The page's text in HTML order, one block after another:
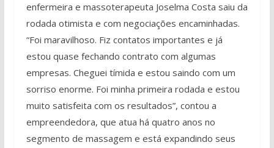
enfermeira e massoterapeuta Joselma Costa saiu da
rodada otimista e com negociações encaminhadas.
“Foi maravilhoso. Fiz contatos importantes e já
estou quase fechando contrato com algumas
empresas. Cheguei tímida e estou saindo com um
sorriso enorme. Foi minha primeira rodada e estou
muito satisfeita com os resultados”, contou a
empreendedora, que atua há quatro anos no
segmento de massagem e está expandindo seus